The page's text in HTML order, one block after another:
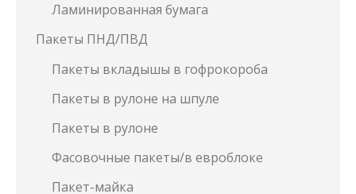
Ламинированная бумага
Пакеты ПНД/ПВД
Пакеты вкладышы в гофрокороба
Пакеты в рулоне на шпуле
Пакеты в рулоне
Фасовочные пакеты/в евроблоке
Пакет-майка